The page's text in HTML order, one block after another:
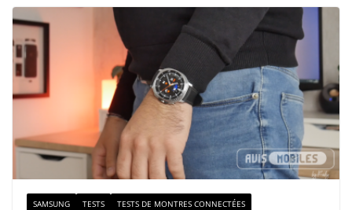
t
r
e
e
m
i
SAMSUNG TESTS
TESTS DE MONTRES CONNECTÉES